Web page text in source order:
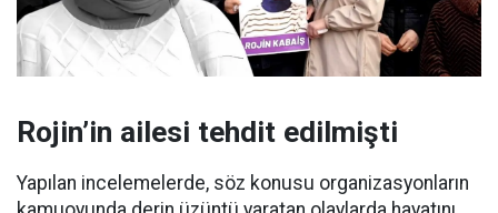
Rojin’in ailesi tehdit edilmişti
Yapılan incelemelerde, söz konusu organizasyonların